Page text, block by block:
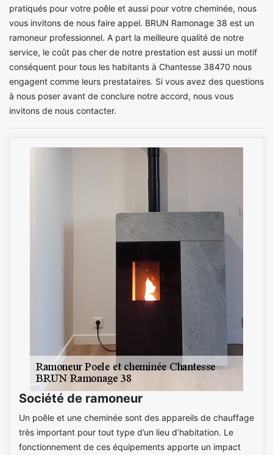
pratiqués pour votre poêle et aussi pour votre cheminée, nous
vous invitons de nous faire appel. BRUN Ramonage 38 est un
ramoneur professionnel. A part la meilleure qualité de notre
service, le coût pas cher de notre prestation est aussi un motif
conséquent pour tous les habitants à Chantesse 38470 nous
engagent comme leurs prestataires. Si vous avez des questions
à nous poser avant de conclure notre accord, nous vous
invitons de nous contacter.
Société de ramoneur
Un poêle et une cheminée sont des appareils de chauffage
très important pour tout type d’un lieu d’habitation. Le
fonctionnement de ces équipements apporte un impact